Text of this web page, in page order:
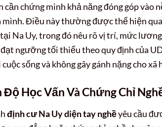
chứng minh khả năng đóng góp vào
mình. Điều này thường được thể hiện
Na Uy, trong đó nêu rõ vị trí, mức
ngưỡng tối thiểu theo quy định của
sống và không gây gánh nặng cho xã
Học Vấn Và Chứng Chỉ
định cư Na Uy diện tay nghềyêu cầu